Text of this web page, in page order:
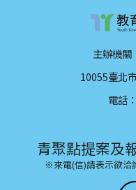
主辦機關
10055臺北
電話
青聚點提案及
※來電(信)請表示欲洽